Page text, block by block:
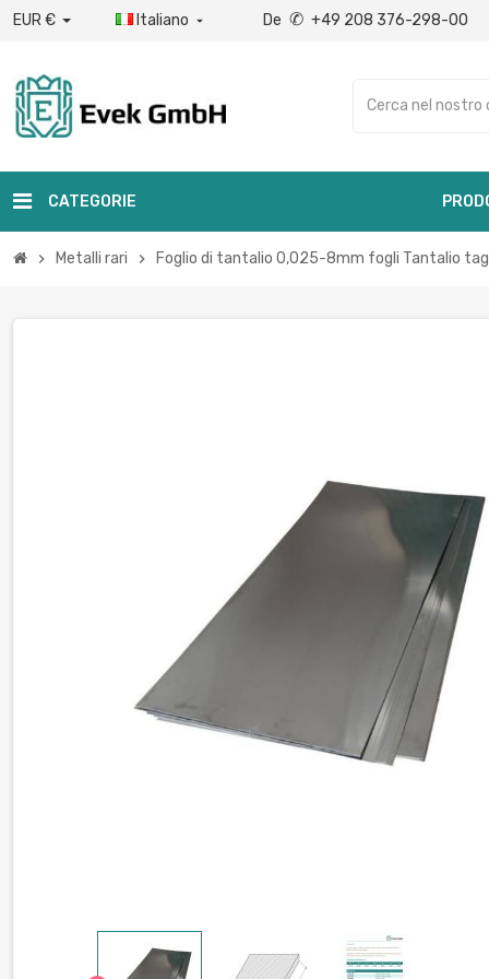
EUR € Italiano  De ✆ +49 208 376-298-00
CATEGORIE
chevron_right Metalli rari chevron_right Foglio di tantalio 0,025-8mm fogli Tantalio